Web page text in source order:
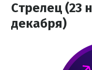
Стрелец (23
декабря)